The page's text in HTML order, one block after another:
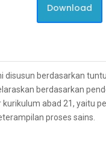
Download
disusun berdasarkan
berdasarkan
abad 21, yaitu
proses sains.